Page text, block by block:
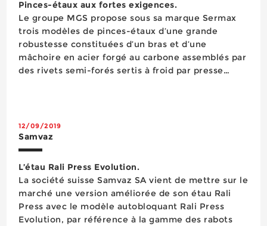
Pinces-étaux aux fortes exigences.
Le groupe MGS propose sous sa marque Sermax
trois modèles de pinces-étaux d’une grande
robustesse constituées d’un bras et d’une
mâchoire en acier forgé au carbone assemblés par
des rivets semi-forés sertis à froid par presse
12/09/2019
Samvaz
L’étau Rali Press Evolution.
La société suisse Samvaz SA vient de mettre sur le
marché une version améliorée de son étau Rali
Press avec le modèle autobloquant Rali Press
Evolution, par référence à la gamme des rabots